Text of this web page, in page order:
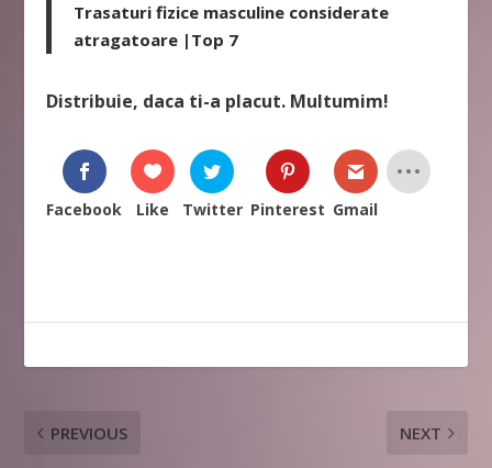
Trasaturi fizice masculine considerate
atragatoare |Top 7
Distribuie, daca ti-a placut. Multumim!
Facebook Like Twitter Pinterest Gmail
PREVIOUS NEXT